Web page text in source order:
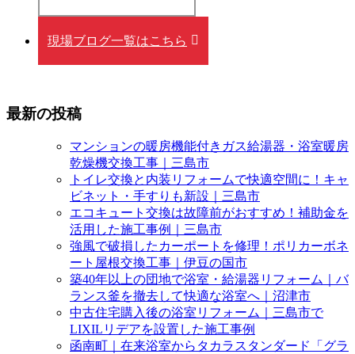
現場ブログ一覧はこちら
最新の投稿
マンションの暖房機能付きガス給湯器・浴室暖房
乾燥機交換工事｜三島市
トイレ交換と内装リフォームで快適空間に！キャ
ビネット・手すりも新設｜三島市
エコキュート交換は故障前がおすすめ！補助金を
活用した施工事例｜三島市
強風で破損したカーポートを修理！ポリカーボネ
ート屋根交換工事｜伊豆の国市
築40年以上の団地で浴室・給湯器リフォーム｜バ
ランス釜を撤去して快適な浴室へ｜沼津市
中古住宅購入後の浴室リフォーム｜三島市で
LIXILリデアを設置した施工事例
函南町｜在来浴室からタカラスタンダード「グラ